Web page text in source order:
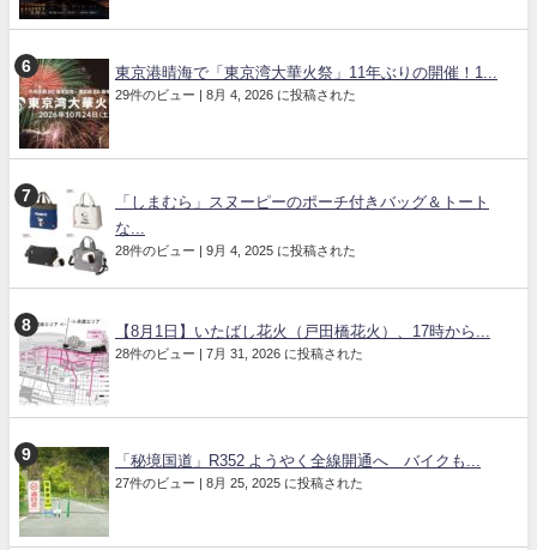
東京港晴海で「東京湾大華火祭」11年ぶりの開催！1...
29件のビュー | 8月 4, 2026 に投稿された
「しまむら」スヌーピーのポーチ付きバッグ＆トート
な...
28件のビュー | 9月 4, 2025 に投稿された
【8月1日】いたばし花火（戸田橋花火）、17時から...
28件のビュー | 7月 31, 2026 に投稿された
「秘境国道」R352 ようやく全線開通へ バイクも...
27件のビュー | 8月 25, 2025 に投稿された